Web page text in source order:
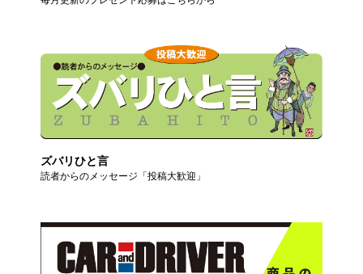
ズバリひと言
読者からのメッセージ「投稿大歓迎」